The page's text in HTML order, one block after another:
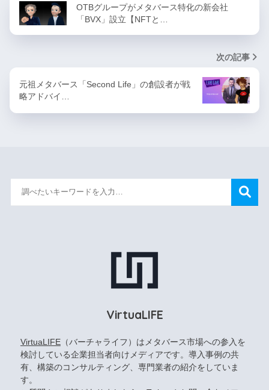
OTBグループがメタバース特化の新会社
「BVX」設立【NFTと…
次の記事
元祖メタバース「Second Life」の創設者が戦
略アドバイ…
VirtuaLIFE
VirtuaLIFE（バーチャライフ）はメタバース市場への参入を
検討している企業担当者向けメディアです。導入事例の共
有、構築のコンサルティング、専門業者の紹介をしていま
す。